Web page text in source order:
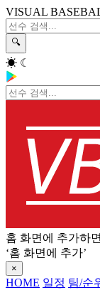
VISUAL
🔍
☀ ☾
홈 화면에 추가하
‘홈 화면에 추가’
×
HOME 일정 팀/순